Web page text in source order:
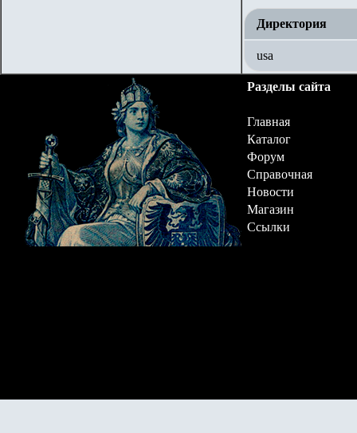
Директория
usa
Разделы сайта
Главная
Каталог
Форум
Справочная
Новости
Магазин
Ссылки